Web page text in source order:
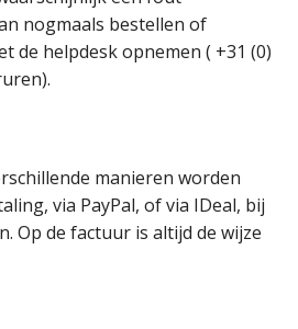
nogmaals bestellen of
de helpdesk opnemen ( +31 (0)
manieren worden
via PayPal, of via IDeal, bij
Op de factuur is altijd de wijze